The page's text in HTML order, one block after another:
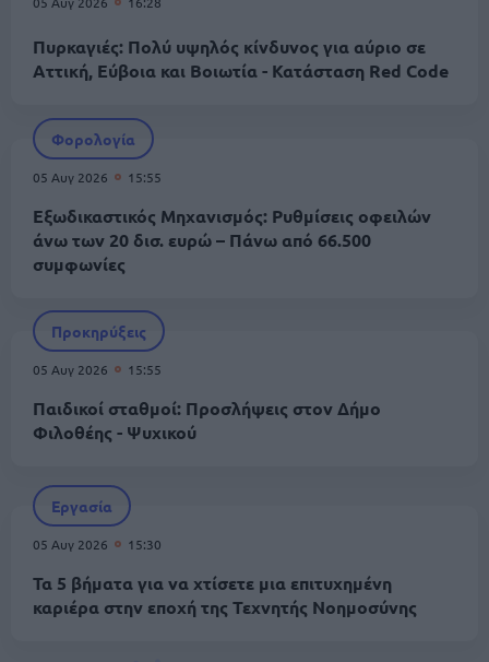
Πυρκαγιές: Πολύ υψηλός κίνδυνος για αύριο σε
Αττική, Εύβοια και Βοιωτία - Κατάσταση Red Code
Φορολογία
05 Αυγ 2026 15:55
Εξωδικαστικός Μηχανισμός: Ρυθμίσεις οφειλών
άνω των 20 δισ. ευρώ – Πάνω από 66.500
συμφωνίες
Προκηρύξεις
05 Αυγ 2026 15:55
Παιδικοί σταθμοί: Προσλήψεις στον Δήμο
Φιλοθέης - Ψυχικού
Εργασία
05 Αυγ 2026 15:30
Τα 5 βήματα για να χτίσετε μια επιτυχημένη
καριέρα στην εποχή της Τεχνητής Νοημοσύνης